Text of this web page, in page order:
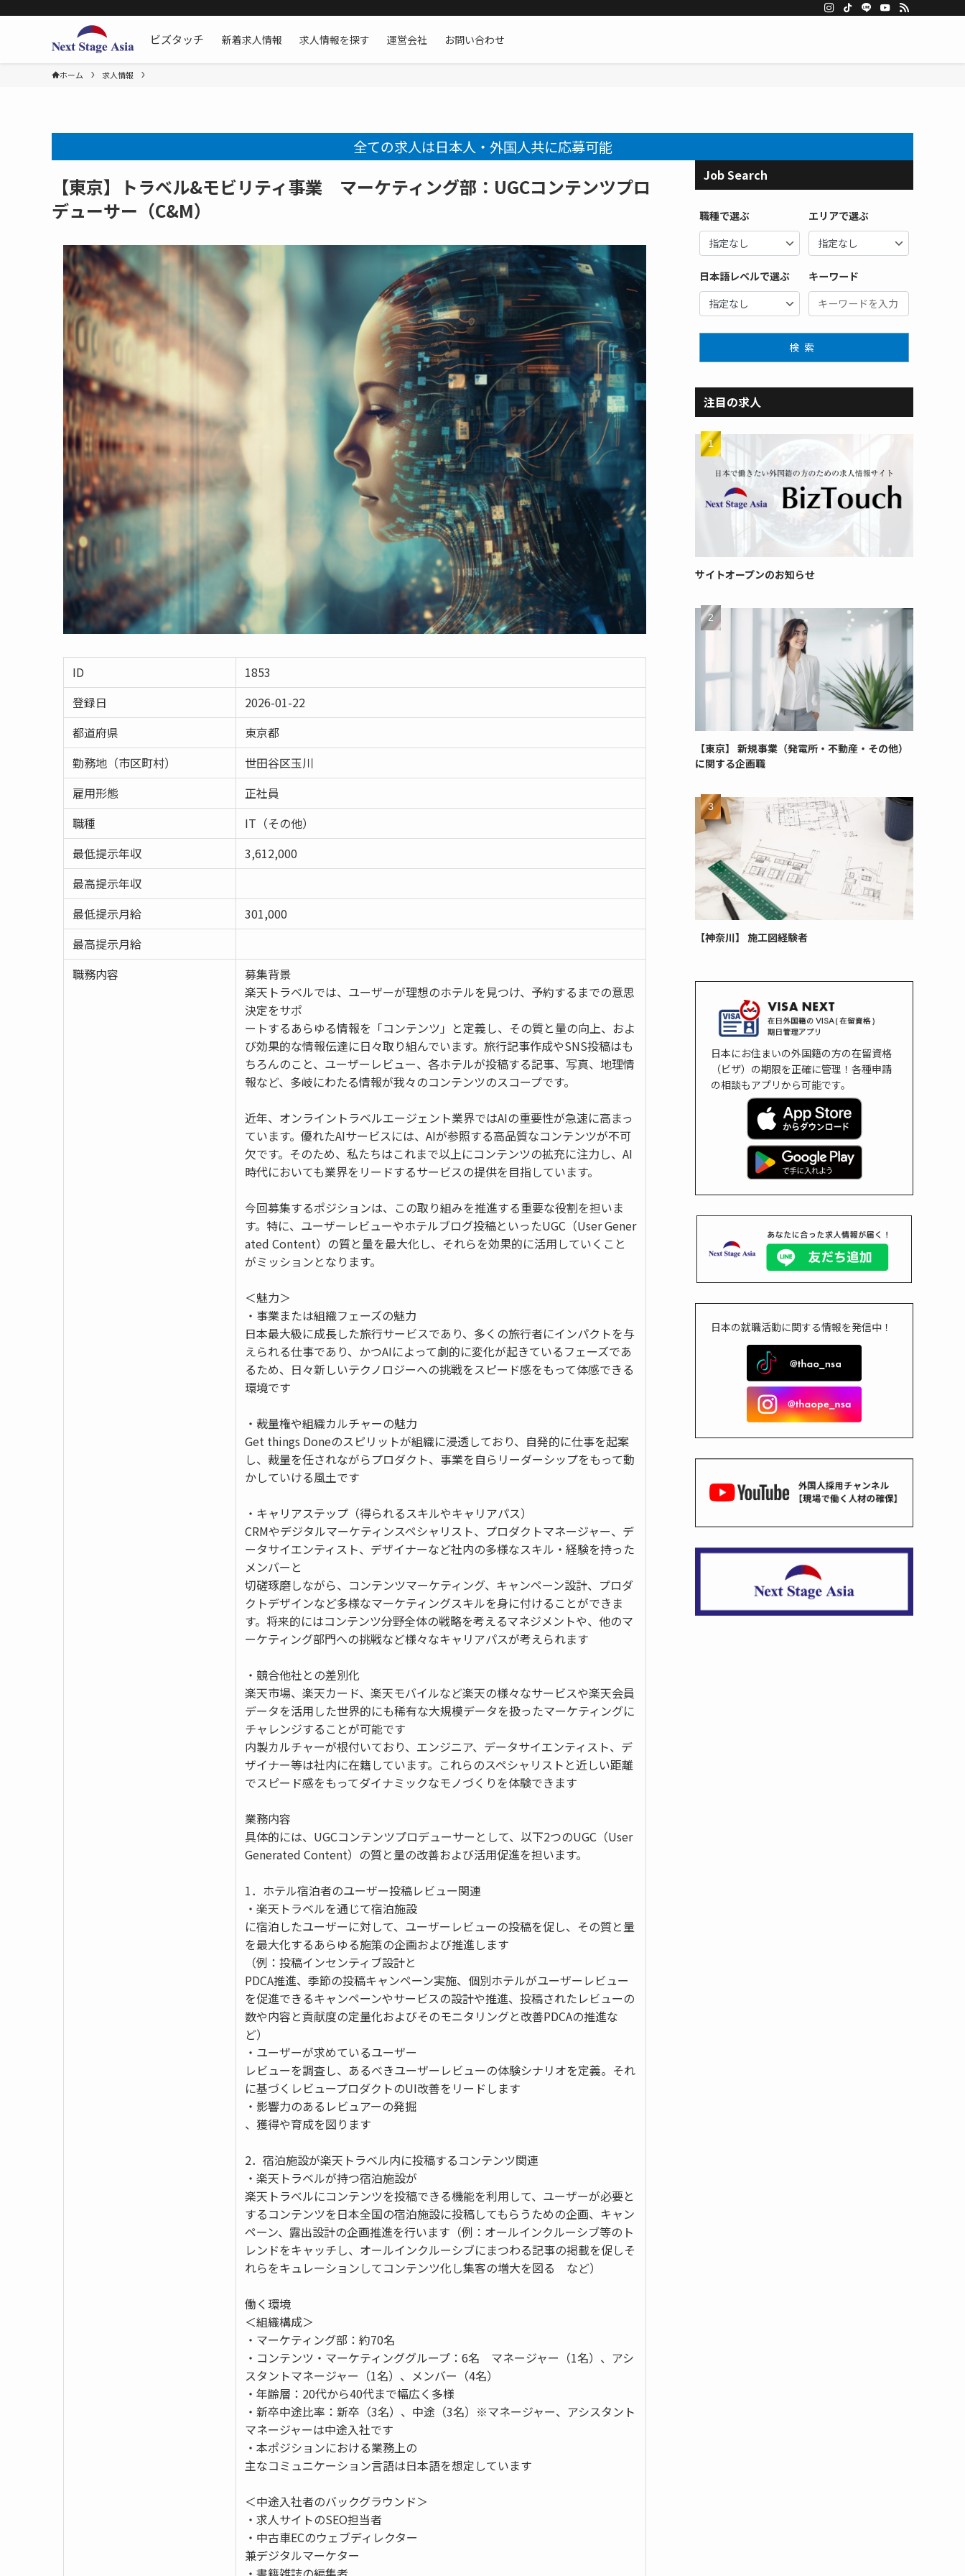
ビズタッチ
新着求人情報 求人情報を探す 運営会社 お問い合わせ
ホーム 求人情報
全ての求人は日本人・外国人共に応募可能
【東京】トラベル&モビリティ事業 マーケティング部：UGCコンテンツプロ
デューサー（C&M）
ID
1853
登録日
2026-01-22
都道府県
東京都
勤務地（市区町村）
世田谷区玉川
雇用形態
正社員
職種
IT（その他）
最低提示年収
3,612,000
最高提示年収
最低提示月給
301,000
最高提示月給
職務内容
募集背景
楽天トラベルでは、ユーザーが理想のホテルを見つけ、予約するまでの意思
決定をサポ
ートするあらゆる情報を「コンテンツ」と定義し、その質と量の向上、およ
び効果的な情報伝達に日々取り組んでいます。旅行記事作成やSNS投稿はも
ちろんのこと、ユーザーレビュー、各ホテルが投稿する記事、写真、地理情
報など、多岐にわたる情報が我々のコンテンツのスコープです。
近年、オンライントラベルエージェント業界ではAIの重要性が急速に高まっ
ています。優れたAIサービスには、AIが参照する高品質なコンテンツが不可
欠です。そのため、私たちはこれまで以上にコンテンツの拡充に注力し、AI
時代においても業界をリードするサービスの提供を目指しています。
今回募集するポジションは、この取り組みを推進する重要な役割を担いま
す。特に、ユーザーレビューやホテルブログ投稿といったUGC（User Gener
ated Content）の質と量を最大化し、それらを効果的に活用していくこと
がミッションとなります。
＜魅力＞
・事業または組織フェーズの魅力
日本最大級に成長した旅行サービスであり、多くの旅行者にインパクトを与
えられる仕事であり、かつAIによって劇的に変化が起きているフェーズであ
るため、日々新しいテクノロジーへの挑戦をスピード感をもって体感できる
環境です
・裁量権や組織カルチャーの魅力
Get things Doneのスピリットが組織に浸透しており、自発的に仕事を起案
し、裁量を任されながらプロダクト、事業を自らリーダーシップをもって動
かしていける風土です
・キャリアステップ（得られるスキルやキャリアパス）
CRMやデジタルマーケティンスペシャリスト、プロダクトマネージャー、デ
ータサイエンティスト、デザイナーなど社内の多様なスキル・経験を持った
メンバーと
切磋琢磨しながら、コンテンツマーケティング、キャンペーン設計、プロダ
クトデザインなど多様なマーケティングスキルを身に付けることができま
す。将来的にはコンテンツ分野全体の戦略を考えるマネジメントや、他のマ
ーケティング部門への挑戦など様々なキャリアパスが考えられます
・競合他社との差別化
楽天市場、楽天カード、楽天モバイルなど楽天の様々なサービスや楽天会員
データを活用した世界的にも稀有な大規模データを扱ったマーケティングに
チャレンジすることが可能です
内製カルチャーが根付いており、エンジニア、データサイエンティスト、デ
ザイナー等は社内に在籍しています。これらのスペシャリストと近しい距離
でスピード感をもってダイナミックなモノづくりを体験できます
業務内容
具体的には、UGCコンテンツプロデューサーとして、以下2つのUGC（User
Generated Content）の質と量の改善および活用促進を担います。
1．ホテル宿泊者のユーザー投稿レビュー関連
・楽天トラベルを通じて宿泊施設
に宿泊したユーザーに対して、ユーザーレビューの投稿を促し、その質と量
を最大化するあらゆる施策の企画および推進します
（例：投稿インセンティブ設計と
PDCA推進、季節の投稿キャンペーン実施、個別ホテルがユーザーレビュー
を促進できるキャンペーンやサービスの設計や推進、投稿されたレビューの
数や内容と貢献度の定量化およびそのモニタリングと改善PDCAの推進な
ど）
・ユーザーが求めているユーザー
レビューを調査し、あるべきユーザーレビューの体験シナリオを定義。それ
に基づくレビュープロダクトのUI改善をリードします
・影響力のあるレビュアーの発掘
、獲得や育成を図ります
2．宿泊施設が楽天トラベル内に投稿するコンテンツ関連
・楽天トラベルが持つ宿泊施設が
楽天トラベルにコンテンツを投稿できる機能を利用して、ユーザーが必要と
するコンテンツを日本全国の宿泊施設に投稿してもらうための企画、キャン
ペーン、露出設計の企画推進を行います（例：オールインクルーシブ等のト
レンドをキャッチし、オールインクルーシブにまつわる記事の掲載を促しそ
れらをキュレーションしてコンテンツ化し集客の増大を図る など）
働く環境
＜組織構成＞
・マーケティング部：約70名
・コンテンツ・マーケティンググループ：6名 マネージャー（1名）、アシ
スタントマネージャー（1名）、メンバー（4名）
・年齢層：20代から40代まで幅広く多様
・新卒中途比率：新卒（3名）、中途（3名）※マネージャー、アシスタント
マネージャーは中途入社です
・本ポジションにおける業務上の
主なコミュニケーション言語は日本語を想定しています
＜中途入社者のバックグラウンド＞
・求人サイトのSEO担当者
・中古車ECのウェブディレクター
兼デジタルマーケター
Job Search
職種で選ぶ エリアで選ぶ
日本語レベルで選ぶ キーワード
検索
注目の求人
サイトオープンのお知らせ
【東京】 新規事業（発電所・不動産・その他）
に関する企画職
【神奈川】 施工図経験者
日本にお住まいの外国籍の方の在留資格
（ビザ）の期限を正確に管理！各種申請
の相談もアプリから可能です。
日本の就職活動に関する情報を発信中！